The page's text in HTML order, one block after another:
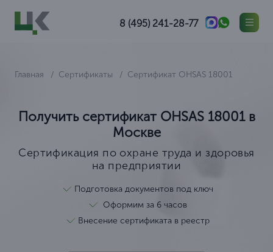
8 (495) 241-28-77
Главная Сертификаты Сертификат OHSAS 18001
Получить сертификат OHSAS 18001 в
Москве
Сертификация по охране труда и здоровья
на предприятии
Подготовка документов под ключ
Оформим за 6 часов
Внесение сертификата в реестр